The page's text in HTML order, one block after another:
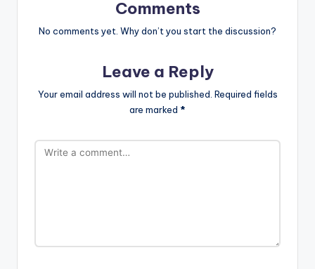
Comments
No comments yet. Why don’t you start the discussion?
Leave a Reply
Your email address will not be published. Required fields
are marked *